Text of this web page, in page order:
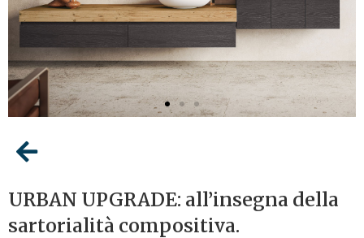
URBAN UPGRADE: all’insegna della
sartorialità compositiva.